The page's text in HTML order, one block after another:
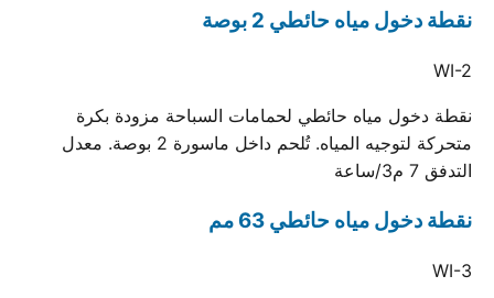
نقطة دخول مياه حائطي 2 بوصة
WI-2
نقطة دخول مياه حائطي لحمامات السباحة مزودة بكرة
متحركة لتوجيه المياه. تُلحم داخل ماسورة 2 بوصة. معدل
التدفق 7 م3/ساعة
نقطة دخول مياه حائطي 63 مم
WI-3